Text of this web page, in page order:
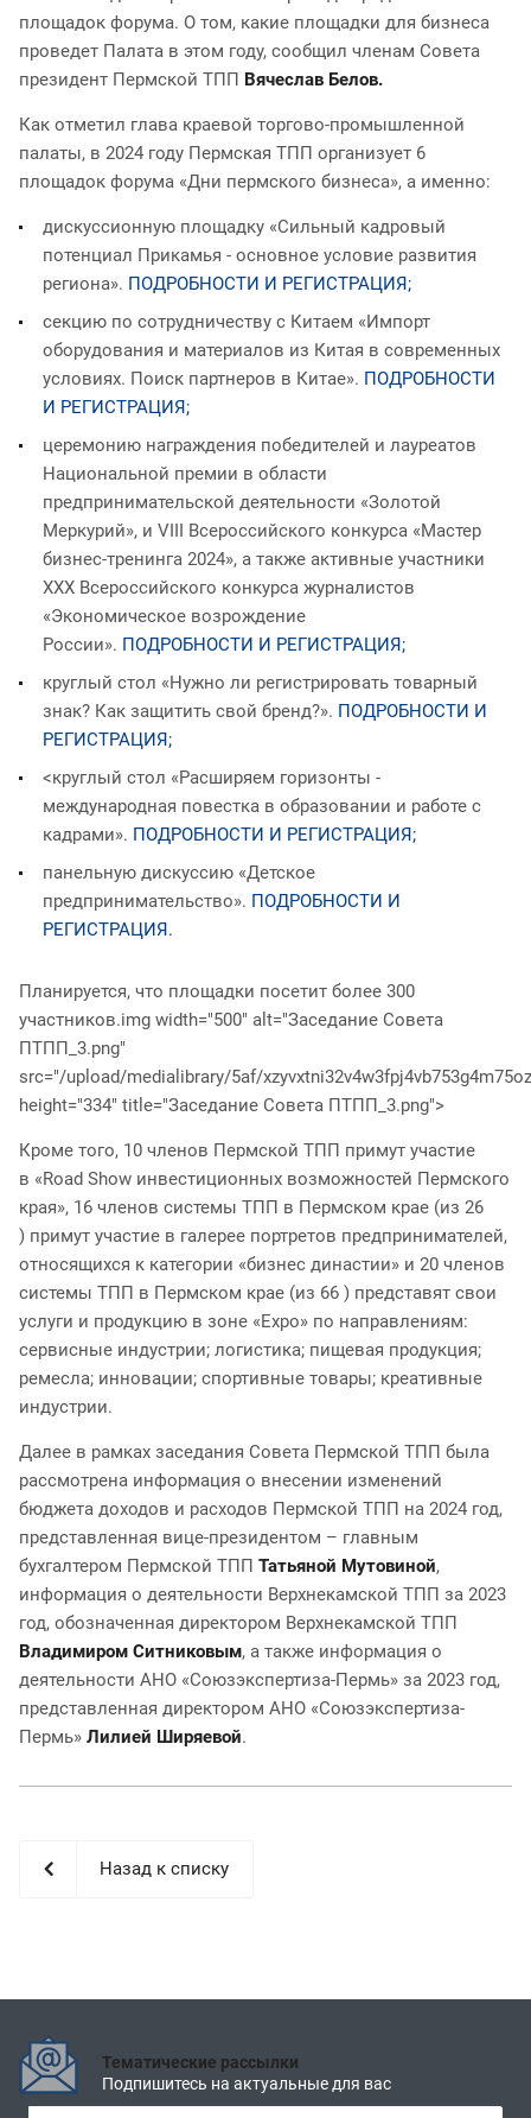
площадок форума. О том, какие площадки для бизнеса
проведет Палата в этом году, сообщил членам Совета
президент Пермской ТПП Вячеслав Белов.
Как отметил глава краевой торгово-промышленной
палаты, в 2024 году Пермская ТПП организует 6
площадок форума «Дни пермского бизнеса», а именно:
дискуссионную площадку «Сильный кадровый
потенциал Прикамья - основное условие развития
региона». ПОДРОБНОСТИ И РЕГИСТРАЦИЯ;
секцию по сотрудничеству с Китаем «Импорт
оборудования и материалов из Китая в современных
условиях. Поиск партнеров в Китае». ПОДРОБНОСТИ
И РЕГИСТРАЦИЯ;
церемонию награждения победителей и лауреатов
Национальной премии в области
предпринимательской деятельности «Золотой
Меркурий», и VIII Всероссийского конкурса «Мастер
бизнес-тренинга 2024», а также активные участники
ХХХ Всероссийского конкурса журналистов
«Экономическое возрождение
России». ПОДРОБНОСТИ И РЕГИСТРАЦИЯ;
круглый стол «Нужно ли регистрировать товарный
знак? Как защитить свой бренд?». ПОДРОБНОСТИ И
РЕГИСТРАЦИЯ;
<круглый стол «Расширяем горизонты -
международная повестка в образовании и работе с
кадрами». ПОДРОБНОСТИ И РЕГИСТРАЦИЯ;
панельную дискуссию «Детское
предпринимательство». ПОДРОБНОСТИ И
РЕГИСТРАЦИЯ.
Планируется, что площадки посетит более 300
участников.img width="500" alt="Заседание Совета
ПТПП_3.png"
src="/upload/medialibrary/5af/
height="334" title="Заседание Совета ПТПП_3.png">
Кроме того, 10 членов Пермской ТПП примут участие
в «Road Show инвестиционных возможностей Пермского
края», 16 членов системы ТПП в Пермском крае (из 26
) примут участие в галерее портретов предпринимателей,
относящихся к категории «бизнес династии» и 20 членов
системы ТПП в Пермском крае (из 66 ) представят свои
услуги и продукцию в зоне «Expo» по направлениям:
сервисные индустрии; логистика; пищевая продукция;
ремесла; инновации; спортивные товары; креативные
индустрии.
Далее в рамках заседания Совета Пермской ТПП была
рассмотрена информация о внесении изменений
бюджета доходов и расходов Пермской ТПП на 2024 год,
представленная вице-президентом – главным
бухгалтером Пермской ТПП Татьяной Мутовиной,
информация о деятельности Верхнекамской ТПП за 2023
год, обозначенная директором Верхнекамской ТПП
Владимиром Ситниковым, а также информация о
деятельности АНО «Союзэкспертиза-Пермь» за 2023 год,
представленная директором АНО «Союзэкспертиза-
Пермь» Лилией Ширяевой.
Назад к списку
Тематические рассылки
Подпишитесь на актуальные для вас